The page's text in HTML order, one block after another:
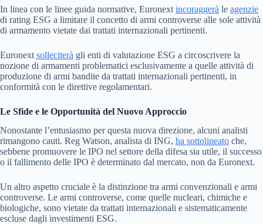
In linea con le linee guida normative, Euronext incoraggerà le agenzie
di rating ESG a limitare il concetto di armi controverse alle sole attività
di armamento vietate dai trattati internazionali pertinenti.
Euronext solleciterà gli enti di valutazione ESG a circoscrivere la
nozione di armamenti problematici esclusivamente a quelle attività di
produzione di armi bandite da trattati internazionali pertinenti, in
conformità con le direttive regolamentari.
Le Sfide e le Opportunità del Nuovo Approccio
Nonostante l’entusiasmo per questa nuova direzione, alcuni analisti
rimangono cauti. Reg Watson, analista di ING, ha sottolineato che,
sebbene promuovere le IPO nel settore della difesa sia utile, il successo
o il fallimento delle IPO è determinato dal mercato, non da Euronext.
Un altro aspetto cruciale è la distinzione tra armi convenzionali e armi
controverse. Le armi controverse, come quelle nucleari, chimiche e
biologiche, sono vietate da trattati internazionali e sistematicamente
escluse dagli investimenti ESG.